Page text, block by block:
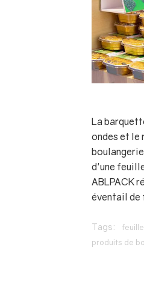
La
ondes et le
d'une
ABLPACK
éventail de
Tags:
produits de